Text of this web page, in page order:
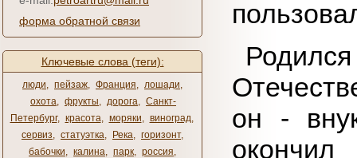
форма обратной связи
Ключевые слова (теги):
люди, пейзаж, Франция, лошади,
охота, фрукты, дорога, Санкт-
Петербург, красота, моряки, виноград,
сервиз, статуэтка, Река, горизонт,
бабочки, калина, парк, россия,
он -
окончил